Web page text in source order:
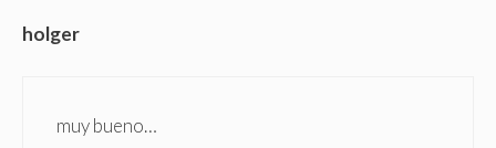
holger
muy bueno…